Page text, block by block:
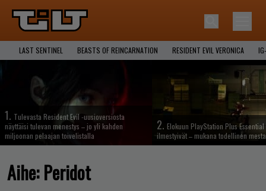
LAST SENTINEL BEASTS OF REINCARNATION RESIDENT EVIL VERONICA
1. Tulevasta Resident Evil -uusioversiosta
näyttäisi tulevan menestys – jo yli kahden
miljoonan pelaajan toivelistalla
2. Elokuun PlayStation Plus
ilmestyivät – mukana todellinen
Aihe:Peridot